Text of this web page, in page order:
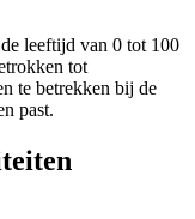
leeftijd van 0 tot 100
tot
te betrekken bij de
past.